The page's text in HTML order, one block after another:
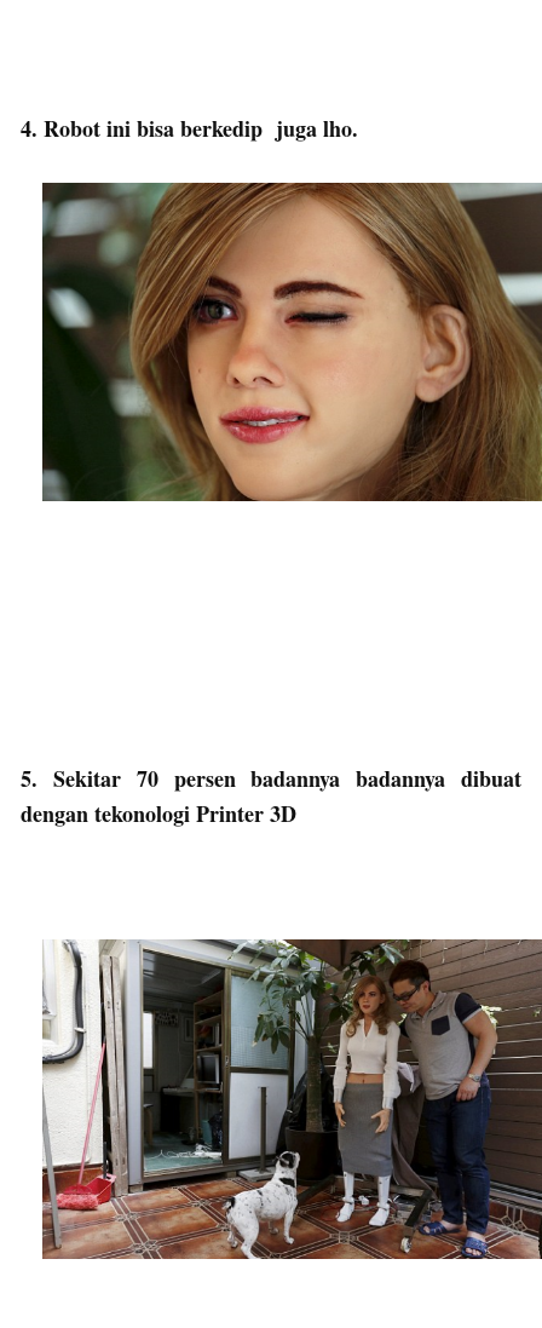
4. Robot ini bisa berkedip juga lho.
5. Sekitar 70 persen badannya badannya dibuat
dengan tekonologi Printer 3D